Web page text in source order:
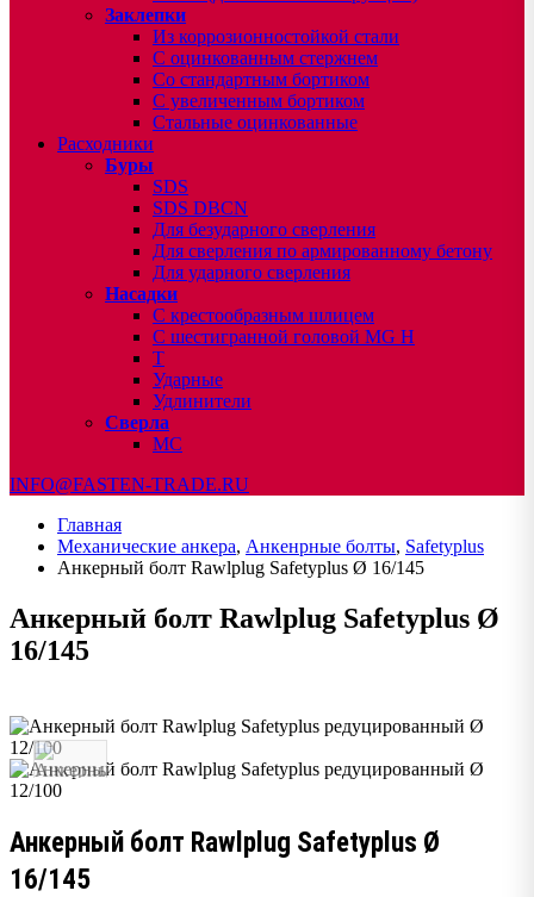
Заклепки
Из коррозионностойкой стали
С оцинкованным стержнем
Со стандартным бортиком
С увеличенным бортиком
Стальные оцинкованные
Расходники
Буры
SDS
SDS DBCN
Для безударного сверления
Для сверления по армированному бетону
Для ударного сверления
Насадки
С крестообразным шлицем
С шестигранной головой MG H
T
Ударные
Удлинители
Сверла
МС
INFO@FASTEN-TRADE.RU
Главная
Механические анкера, Анкенрные болты, Safetyplus
Анкерный болт Rawlplug Safetyplus Ø 16/145
Анкерный болт Rawlplug Safetyplus Ø
16/145
Анкерный болт Rawlplug Safetyplus Ø
16/145